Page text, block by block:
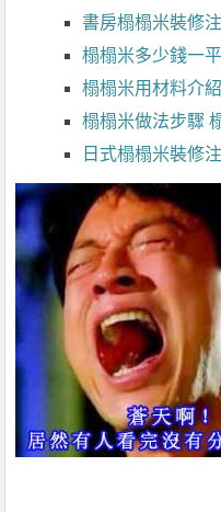
書房榻榻米裝修
榻榻米多少錢一
榻榻米用材料介
榻榻米做法步驟
日式榻榻米裝修